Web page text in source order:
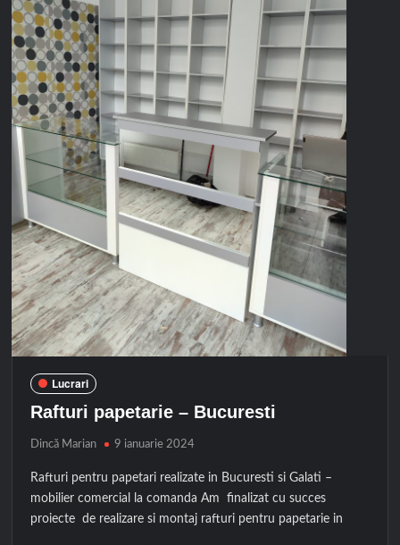
Lucrari
Rafturi papetarie – Bucuresti
Dincă Marian 9 ianuarie 2024
Rafturi pentru papetari realizate in Bucuresti si Galati –
mobilier comercial la comanda Am finalizat cu succes
proiecte de realizare si montaj rafturi pentru papetarie in